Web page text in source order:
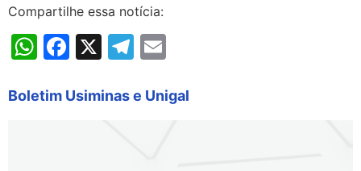
Compartilhe essa notícia:
WhatsApp
Facebook
X Telegram
Boletim Usiminas e Unigal